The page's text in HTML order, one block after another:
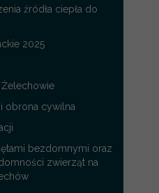
źródła ciepła do
2025
obrona cywilna
bezdomnymi oraz
zwierząt na